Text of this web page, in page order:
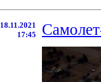
18.11.2021
17:45